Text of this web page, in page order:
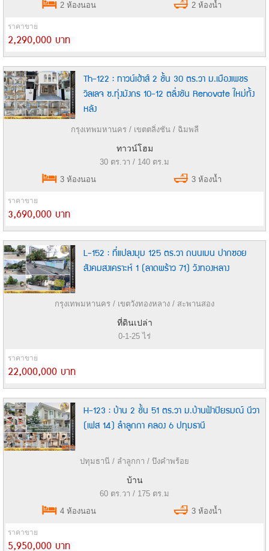
2 ห้องนอน
2 ห้องน้ำ
ราคาขาย
2,290,000 บาท
Th-122 : ทาวน์เฮ้าส์ 2 ชั้น 30 ตร.วา ม.เมืองเพชร
วิลเลจ ซ.ทุ่งมังกร 10-12 ตลิ่งชัน Renovate ใหม่ทั้ง
หลัง
กรุงเทพมหานคร / เขตตลิ่งชัน / ฉิมพลี
ทาวน์โฮม
30 ตร.วา / 140 ตร.ม
3 ห้องนอน
3 ห้องน้ำ
ราคาขาย
3,690,000 บาท
L-152 : ที่แปลงมุม 125 ตร.วา ถนนเมน ปากซอย
สังคมสงเคราะห์ 1 (ลาดพร้าว 71) วังทองหลาง
กรุงเทพมหานคร / เขตวังทองหลาง / สะพานสอง
ที่ดินเปล่า
0-1-25 ไร่
ราคาขาย
22,000,000 บาท
H-123 : บ้าน 2 ชั้น 51 ตร.วา ม.บ้านฟ้าปิยรมณ์ นีวา
(เฟส 14) ลำลูกกา คลอง 6 ปทุมธานี
ปทุมธานี / ลำลูกกา / บึงคำพร้อย
บ้าน
60 ตร.วา / 175 ตร.ม
4 ห้องนอน
3 ห้องน้ำ
ราคาขาย
5,950,000 บาท